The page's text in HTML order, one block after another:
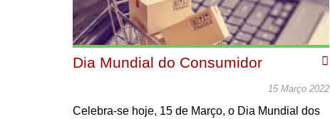
Dia Mundial do Consumidor
15 Março 2022
Celebra-se hoje, 15 de Março, o Dia Mundial dos